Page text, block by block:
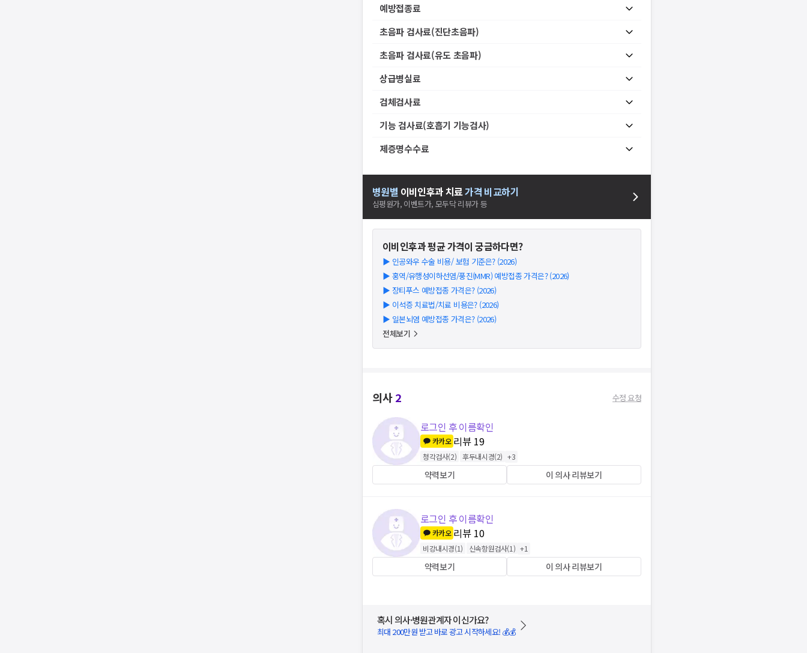
예방접종료
초음파 검사료(진단초음파)
초음파 검사료(유도 초음파)
상급병실료
검체검사료
기능 검사료(호흡기 기능검사)
제증명수수료
병원별 이비인후과치료가격 비교하기
심평원가, 이벤트가, 모두닥 리뷰가 등
이비인후과평균 가격이 궁금하다면?
▶ 인공와우 수술 비용/ 보험 기준은? (2026)
▶ 홍역/유행성이하선염/풍진(MMR) 예방접종 가격은? (2026)
▶ 장티푸스 예방접종 가격은? (2026)
▶ 이석증 치료법/치료 비용은? (2026)
▶ 일본뇌염 예방접종 가격은? (2026)
전체보기
의사2 수정 요청
로그인 후 이름확인
카카오 리뷰 19
청각검사(2) 후두내시경(2) +3
약력보기 이 의사 리뷰보기
로그인 후 이름확인
카카오 리뷰 10
비강내시경(1) 신속항원검사(1) +1
약력보기 이 의사 리뷰보기
혹시 의사·병원관계자 이신가요?
최대 200만원 받고 바로 광고 시작하세요! 💰💰